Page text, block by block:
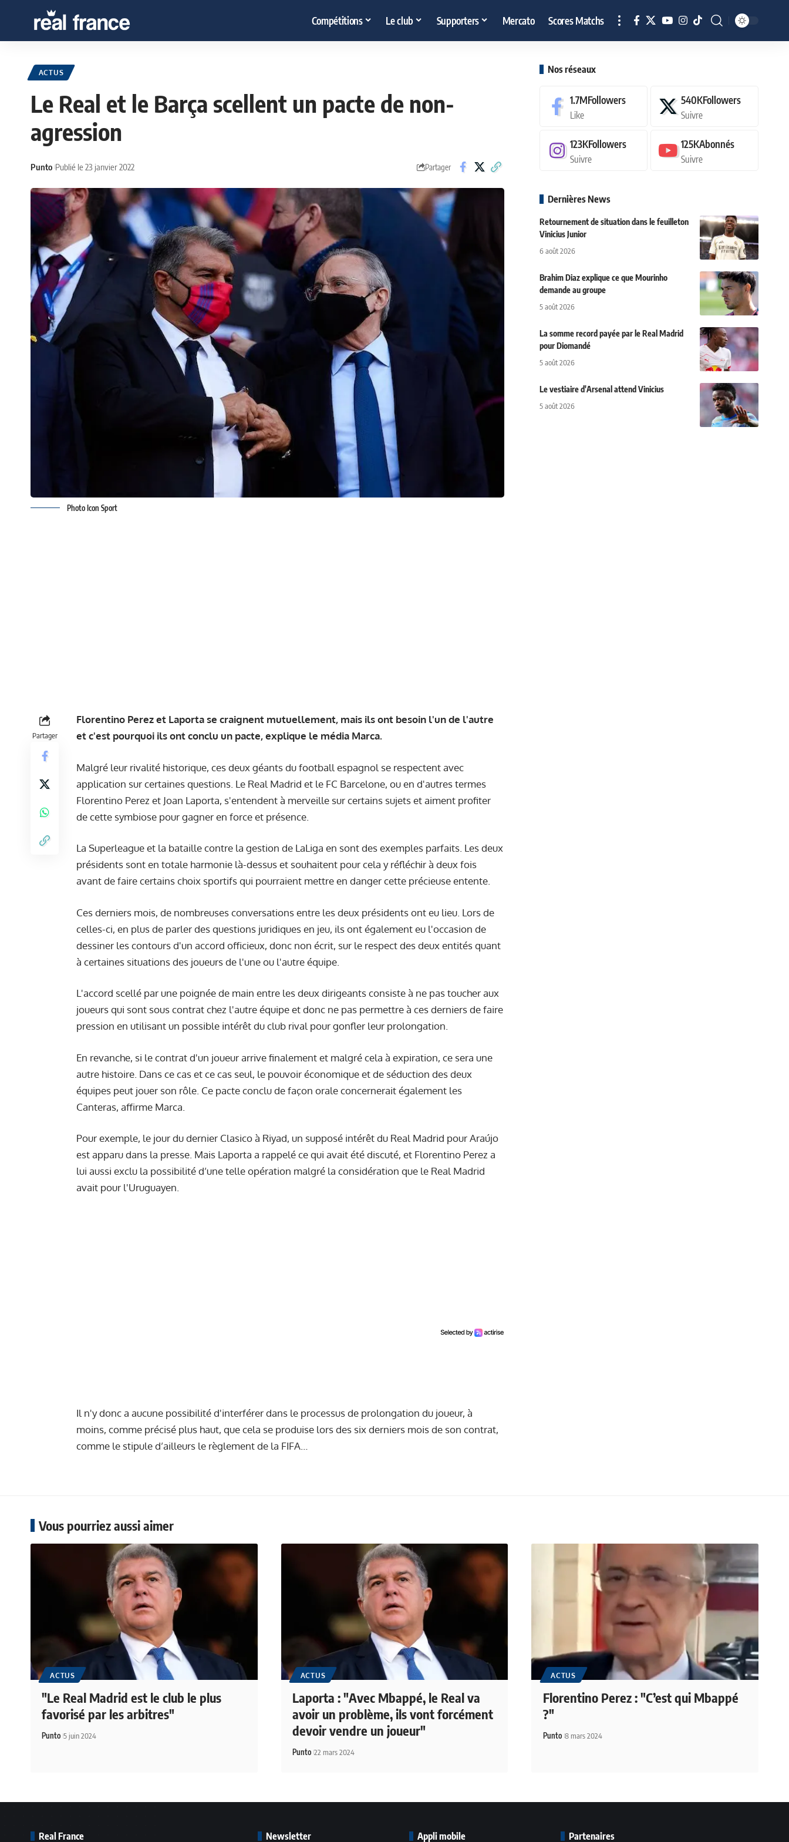
Compétitions Le club Supporters Mercato Scores Matchs
ACTUS
Le Real et le Barça scellent un pacte de non-
agression
Punto Publié le 23 janvier 2022 Partager
Photo Icon Sport
Partager
Florentino Perez et Laporta se craignent mutuellement, mais ils ont besoin l'un de l'autre
et c'est pourquoi ils ont conclu un pacte, explique le média Marca.
Malgré leur rivalité historique, ces deux géants du football espagnol se respectent avec
application sur certaines questions. Le Real Madrid et le FC Barcelone, ou en d'autres termes
Florentino Perez et Joan Laporta, s'entendent à merveille sur certains sujets et aiment profiter
de cette symbiose pour gagner en force et présence.
La Superleague et la bataille contre la gestion de LaLiga en sont des exemples parfaits. Les deux
présidents sont en totale harmonie là-dessus et souhaitent pour cela y réfléchir à deux fois
avant de faire certains choix sportifs qui pourraient mettre en danger cette précieuse entente.
Ces derniers mois, de nombreuses conversations entre les deux présidents ont eu lieu. Lors de
celles-ci, en plus de parler des questions juridiques en jeu, ils ont également eu l'occasion de
dessiner les contours d'un accord officieux, donc non écrit, sur le respect des deux entités quant
à certaines situations des joueurs de l'une ou l'autre équipe.
L'accord scellé par une poignée de main entre les deux dirigeants consiste à ne pas toucher aux
joueurs qui sont sous contrat chez l'autre équipe et donc ne pas permettre à ces derniers de faire
pression en utilisant un possible intérêt du club rival pour gonfler leur prolongation.
En revanche, si le contrat d'un joueur arrive finalement et malgré cela à expiration, ce sera une
autre histoire. Dans ce cas et ce cas seul, le pouvoir économique et de séduction des deux
équipes peut jouer son rôle. Ce pacte conclu de façon orale concernerait également les
Canteras, affirme Marca.
Pour exemple, le jour dudernier Clasico à Riyad, un supposé intérêt du Real Madrid pour Araújo
est apparu dans la presse. Mais Laporta a rappelé ce qui avait été discuté, et Florentino Perez a
lui aussi exclu la possibilité d’une telle opération malgré la considération que le Real Madrid
avait pour l'Uruguayen.
Il n'y donc a aucune possibilité d'interférer dans le processus de prolongation du joueur, à
moins, comme précisé plus haut, que cela se produise lors des six derniers mois de son contrat,
comme le stipule d’ailleurs le règlement de la FIFA…
Nos réseaux
1.7MFollowers
Like
540KFollowers
Suivre
123KFollowers
Suivre
125KAbonnés
Suivre
Dernières News
Retournement de situation dans le feuilleton
Vinicius Junior
6 août 2026
Brahim Diaz explique ce que Mourinho
demande au groupe
5 août 2026
La somme record payée par le Real Madrid
pour Diomandé
5 août 2026
Le vestiaire d'Arsenal attend Vinicius
5 août 2026
Vous pourriez aussi aimer
ACTUS
"Le Real Madrid est le club le plus
favorisé par les arbitres"
Punto 5 juin 2024
ACTUS
Laporta : "Avec Mbappé, le Real va
avoir un problème, ils vont forcément
devoir vendre un joueur"
Punto 22 mars 2024
ACTUS
Florentino Perez : "C’est qui Mbappé
?"
Punto 8 mars 2024
Real France Newsletter Appli mobile Partenaires